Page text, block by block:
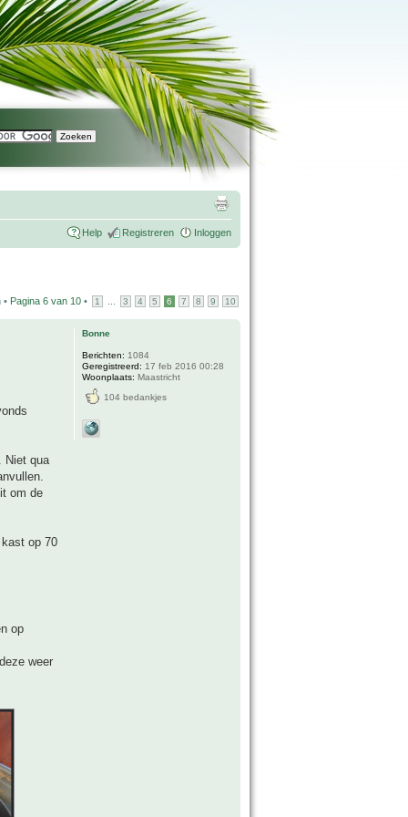
Help Registreren Inloggen
• Pagina 6 van 10 • 1 3 4 5 6 7 8 9 10
Niet qua
om de
op 70
op
weer
Bonne
Berichten: 1084
Geregistreerd: 17 feb 2016 00:28
Woonplaats: Maastricht
104 bedankjes